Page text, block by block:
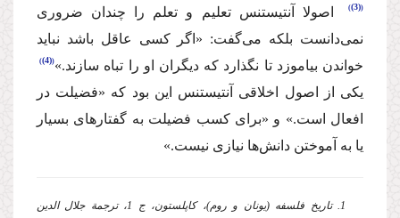
(3)
‌ اصولا ‌آنتیستنس‌ تعلیم و تعلم را چندان ضروری
نمی‌دانست بلكه می‌گفت:‌ «اگر كسی عاقل باشد نباید
خواندن بیاموزد تا نگذارد كه دیگران او را تباه سازند.» (4)
یكی ‌از ‌اصو‌ل اخلاقی آنتیستنس این بود كه «فضیلت در
افعال است.» و «برای كسب فضیلت به گفتارهای بسیار
یا به آموختن دانش‌‌ها نیازی نیست.»
1. تاریخ فلسفه (یونان و روم)، كاپلستون،‌ ج 1، ترجمة جلال الدین